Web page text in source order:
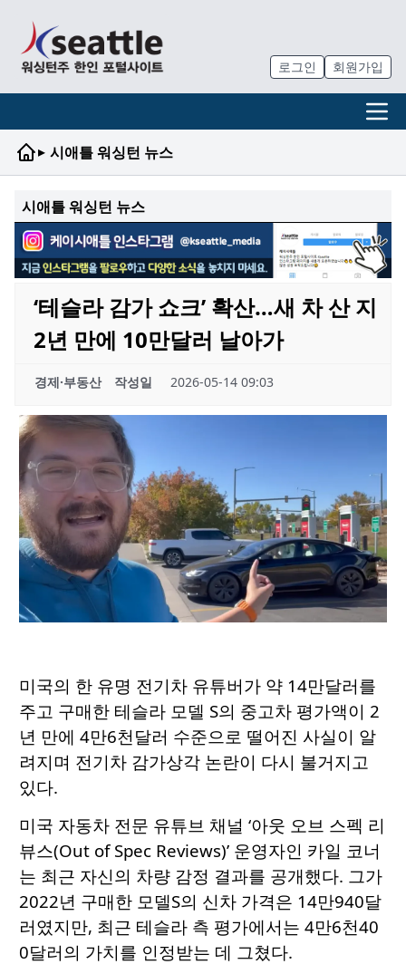
로그인 회원가입
▸ 시애틀 워싱턴 뉴스
시애틀 워싱턴 뉴스
‘테슬라 감가 쇼크’ 확산…새 차 산 지
2년 만에 10만달러 날아가
경제·부동산 작성일 2026-05-14 09:03
미국의 한 유명 전기차 유튜버가 약 14만달러를
주고 구매한 테슬라 모델 S의 중고차 평가액이 2
년 만에 4만6천달러 수준으로 떨어진 사실이 알
려지며 전기차 감가상각 논란이 다시 불거지고
있다.
미국 자동차 전문 유튜브 채널 ‘아웃 오브 스펙 리
뷰스(Out of Spec Reviews)’ 운영자인 카일 코너
는 최근 자신의 차량 감정 결과를 공개했다. 그가
2022년 구매한 모델S의 신차 가격은 14만940달
러였지만, 최근 테슬라 측 평가에서는 4만6천40
0달러의 가치를 인정받는 데 그쳤다.